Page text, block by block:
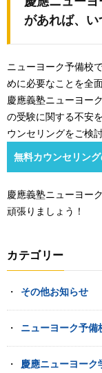
があれば、
ニューヨーク予備校
めに必要なことを全
慶應義塾ニューヨー
の受験に関する不安
ウンセリングをご検
無料カウンセリン
慶應義塾ニューヨー
頑張りましょう！
カテゴリー
その他お知らせ
ニューヨーク予備
慶應ニューヨーク